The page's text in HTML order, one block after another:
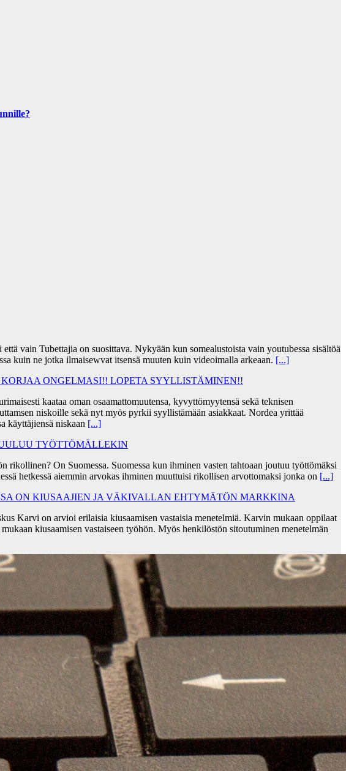
vain Tubettajia on suosittava. Nykyään kun somealustoista vain youtubessa sisältöä
kuin ne jotka ilmaisewvat itsensä muuten kuin videoimalla arkeaan. [...]
ONGELMASI!! LOPETA SYYLLISTÄMINEN!!
kaataa oman osaamattomuutensa, kyvyttömyytensä sekä teknisen
niskoille sekä nyt myös pyrkii syyllistämään asiakkaat. Nordea yrittää
käyttäjiensä niskaan [...]
TYÖTTÖMÄLLEKIN
rikollinen? On Suomessa. Suomessa kun ihminen vasten tahtoaan joutuu työttömäksi
hetkessä aiemmin arvokas ihminen muuttuisi rikollisen arvottomaksi jonka on [...]
ON KIUSAAJIEN JA VÄKIVALLAN EHTYMÄTÖN MARKKINA
Karvi on arvioi erilaisia kiusaamisen vastaisia menetelmiä. Karvin mukaan oppilaat
kiusaamisen vastaiseen työhön. Myös henkilöstön sitoutuminen menetelmän